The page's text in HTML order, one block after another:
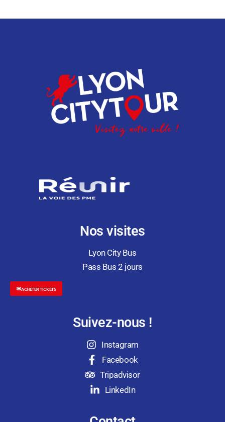
Nos visites
Lyon City Bus
Pass Bus 2 jours
ACHETER TICKETS
Suivez-nous !
Instagram
Facebook
Tripadvisor
LinkedIn